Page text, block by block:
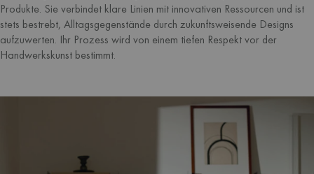
Produkte. Sie verbindet klare Linien mit innovativen Ressourcen und ist
stets bestrebt, Alltagsgegenstände durch zukunftsweisende Designs
aufzuwerten. Ihr Prozess wird von einem tiefen Respekt vor der
Handwerkskunst bestimmt.